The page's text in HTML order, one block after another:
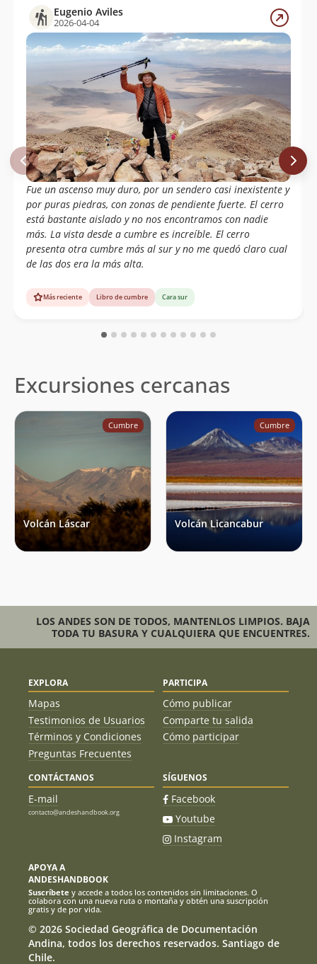
Eugenio Aviles
2026-04-04
Fue un ascenso muy duro, por un sendero casi inexistente y
por puras piedras, con zonas de pendiente fuerte. El cerro
está bastante aislado y no nos encontramos con nadie
más. La vista desde a cumbre es increíble. El cerro
presenta otra cumbre más al sur y no me quedó claro cual
de las dos era la más alta.
Más reciente Libro de cumbre Cara sur
Excursiones cercanas
Cumbre
Volcán Láscar
Cumbre
Volcán Licancabur
LOS ANDES SON DE TODOS, MANTENLOS LIMPIOS. BAJA
TODA TU BASURA Y CUALQUIERA QUE ENCUENTRES.
EXPLORA
Mapas
Testimonios de Usuarios
Términos y Condiciones
Preguntas Frecuentes
PARTICIPA
Cómo publicar
Comparte tu salida
Cómo participar
CONTÁCTANOS
E-mail
contacto@andeshandbook.org
SÍGUENOS
Facebook
Youtube
Instagram
APOYA A
ANDESHANDBOOK
Suscríbete y accede a todos los contenidos sin limitaciones. O
colabora con una nueva ruta o montaña y obtén una suscripción
gratis y de por vida.
© 2026 Sociedad Geográfica de Documentación
Andina, todos los derechos reservados. Santiago de
Chile.